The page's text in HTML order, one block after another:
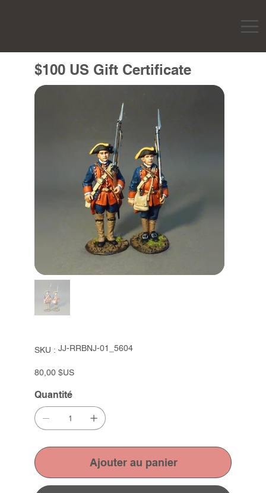
$100 US Gift Certificate
SKU :
SKU
JJ-
JJ-RRBNJ-01_5604
Prix
80,00 $US
Quantité
Ajouter au panier